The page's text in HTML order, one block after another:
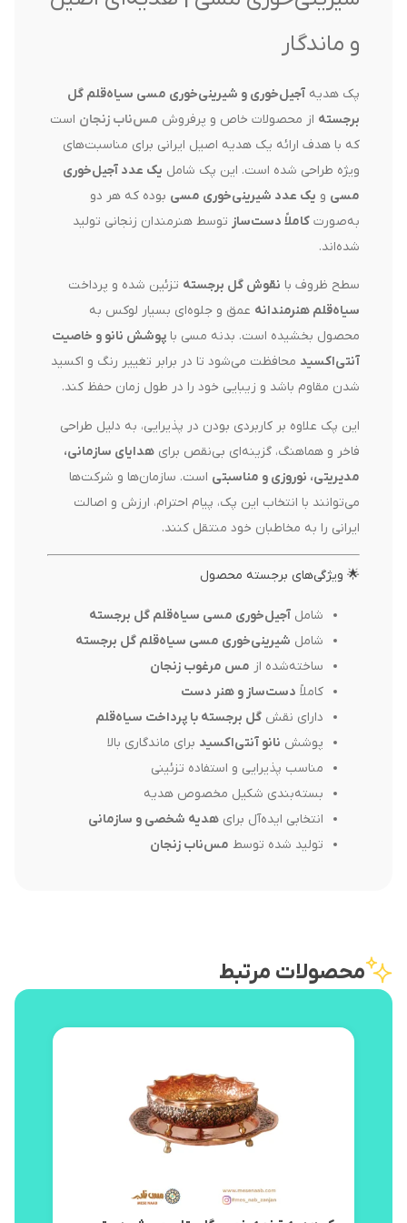
و ماندگار
پک هدیه آجیل‌خوری و شیرینی‌خوری مسی سیاه‌قلم گل
برجسته از محصولات خاص و پرفروش مس‌ناب زنجان است
که با هدف ارائه یک هدیه اصیل ایرانی برای مناسبت‌های
ویژه طراحی شده است. این پک شامل یک عدد آجیل‌خوری
مسی و یک عدد شیرینی‌خوری مسی بوده که هر دو
به‌صورت کاملاً دست‌ساز توسط هنرمندان زنجانی تولید
شده‌اند.
سطح ظروف با نقوش گل برجسته تزئین شده و پرداخت
سیاه‌قلم هنرمندانه عمق و جلوه‌ای بسیار لوکس به
محصول بخشیده است. بدنه مسی با پوشش نانو و خاصیت
آنتی‌اکسید محافظت می‌شود تا در برابر تغییر رنگ و اکسید
شدن مقاوم باشد و زیبایی خود را در طول زمان حفظ کند.
این پک علاوه بر کاربردی بودن در پذیرایی، به دلیل طراحی
فاخر و هماهنگ، گزینه‌ای بی‌نقص برای هدایای سازمانی،
مدیریتی، نوروزی و مناسبتی است. سازمان‌ها و شرکت‌ها
می‌توانند با انتخاب این پک، پیام احترام، ارزش و اصالت
ایرانی را به مخاطبان خود منتقل کنند.
🌟 ویژگی‌های برجسته محصول
شامل آجیل‌خوری مسی سیاه‌قلم گل برجسته
شامل شیرینی‌خوری مسی سیاه‌قلم گل برجسته
ساخته‌شده از مس مرغوب زنجان
کاملاً دست‌ساز و هنر دست
دارای نقش گل برجسته با پرداخت سیاه‌قلم
پوشش نانو آنتی‌اکسید برای ماندگاری بالا
مناسب پذیرایی و استفاده تزئینی
بسته‌بندی شکیل مخصوص هدیه
انتخابی ایده‌آل برای هدیه شخصی و سازمانی
تولید شده توسط مس‌ناب زنجان
محصولات مرتبط